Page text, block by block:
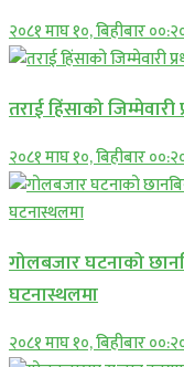
२०८१ माघ १०, बिहीबार
तराई हिंसाको जिम्मेवारी
२०८१ माघ १०, बिहीबार
गोलबजार घटनाको
घटनास्थलमा
२०८१ माघ १०, बिहीबार